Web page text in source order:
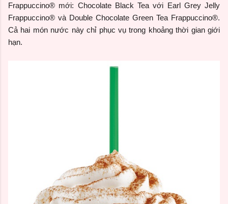
Frappuccino® mới: Chocolate Black Tea với Earl Grey Jelly
Frappuccino® và Double Chocolate Green Tea Frappuccino®.
Cả hai món nước này chỉ phục vụ trong khoảng thời gian giới
hạn.